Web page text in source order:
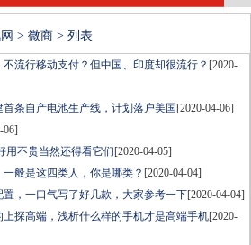
> 微商 > 列表
流行移动支付？但中国、印度却很流行？ [2020-
条自产电池生产线，计划落户美国 [2020-04-06]
06]
用不贵当然还得看它们[2020-04-05]
般是这四类人，你是哪类？ [2020-04-04]
，一口气写了好几款，大家参考一下[2020-04-04]
上探高端，浅析什么样的手机才是高端手机[2020-